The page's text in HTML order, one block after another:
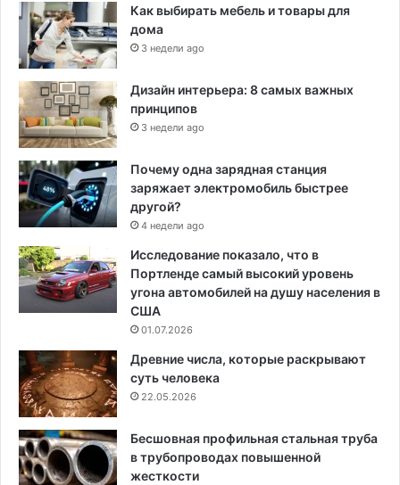
Как выбирать мебель и товары для
дома
3 недели ago
Дизайн интерьера: 8 самых важных
принципов
3 недели ago
Почему одна зарядная станция
заряжает электромобиль быстрее
другой?
4 недели ago
Исследование показало, что в
Портленде самый высокий уровень
угона автомобилей на душу населения в
США
01.07.2026
Древние числа, которые раскрывают
суть человека
22.05.2026
Бесшовная профильная стальная труба
в трубопроводах повышенной
жесткости